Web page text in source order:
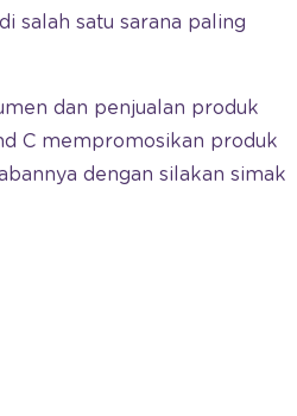
salah satu sarana paling
dan penjualan produk
C mempromosikan produk
dengan silakan simak